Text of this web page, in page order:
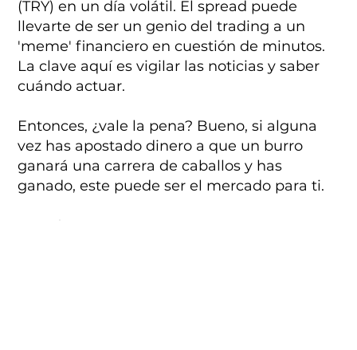
(TRY) en un día volátil. El spread puede
llevarte de ser un genio del trading a un
'meme' financiero en cuestión de minutos.
La clave aquí es vigilar las noticias y saber
cuándo actuar.
Entonces, ¿vale la pena? Bueno, si alguna
vez has apostado dinero a que un burro
ganará una carrera de caballos y has
ganado, este puede ser el mercado para ti.